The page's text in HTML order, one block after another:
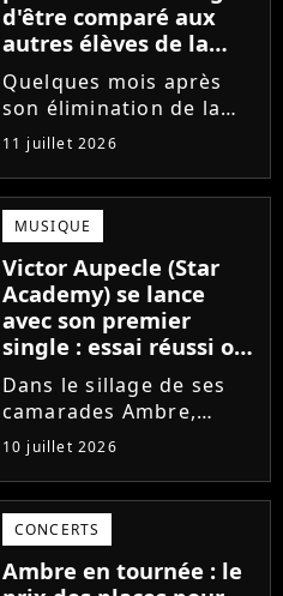
d'être comparé aux
autres élèves de la
Star Academy
Quelques mois après
son élimination de la
Star Academy, Bastiaan
tente de lancer sa
carrière dans la
musique. Et pour ça, le
chanteur a récemment
dévoilé "Château", son
premier single....
11 juillet 2026
MUSIQUE
Victor Aupecle (Star
Academy) se lance
avec son premier
single : essai réussi ou
manqué ? Voici notre
avis !
Dans le sillage de ses
camarades Ambre,
Bastiaan ou Melissa,
Victor Aupecle lance
son projet musical ce
vendredi 10 juillet avec
la parution du single Je
fais de mon mieux. Le
10 juillet 2026
CONCERTS
Ambre en tournée : le